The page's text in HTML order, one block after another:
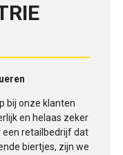
bij onze klanten
en helaas zeker
een retailbedrijf dat
biertjes, zijn we